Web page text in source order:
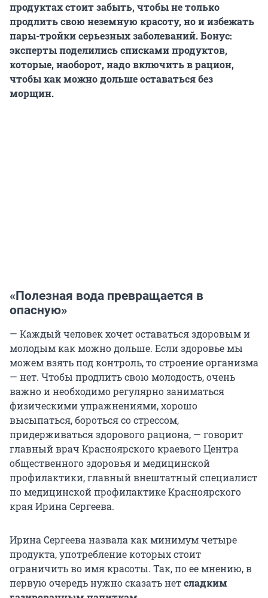
продуктах стоит забыть, чтобы не только
продлить свою неземную красоту, но и избежать
пары-тройки серьезных заболеваний. Бонус:
эксперты поделились списками продуктов,
которые, наоборот, надо включить в рацион,
чтобы как можно дольше оставаться без
морщин.
«Полезная вода превращается в
опасную»
— Каждый человек хочет оставаться здоровым и
молодым как можно дольше. Если здоровье мы
можем взять под контроль, то строение организма
— нет. Чтобы продлить свою молодость, очень
важно и необходимо регулярно заниматься
физическими упражнениями, хорошо
высыпаться, бороться со стрессом,
придерживаться здорового рациона, — говорит
главный врач Красноярского краевого Центра
общественного здоровья и медицинской
профилактики, главный внештатный специалист
по медицинской профилактике Красноярского
края Ирина Сергеева.
Ирина Сергеева назвала как минимум четыре
продукта, употребление которых стоит
ограничить во имя красоты. Так, по ее мнению, в
первую очередь нужно сказать нетсладким